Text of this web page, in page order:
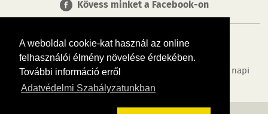
A weboldal cookie-kat használ az online
felhasználói élmény növelése érdekében.
További információ erről
Adatvédelmi Szabályzatunkban
Kövess minket a Facebook-on
Tudj meg többet városodról! Hírek, programok, képek, napi
menü, cégek…. és minden, ami Tatabánya